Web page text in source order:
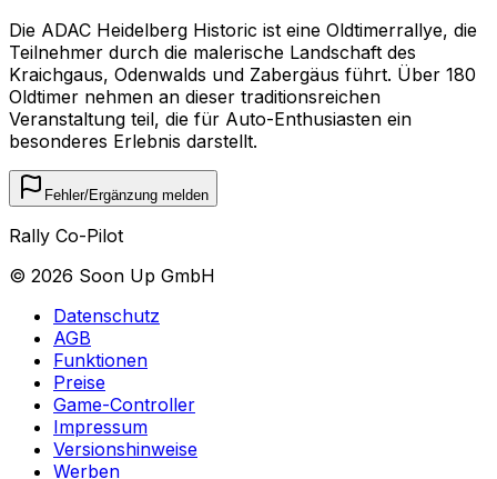
Die ADAC Heidelberg Historic ist eine Oldtimerrallye, die
Teilnehmer durch die malerische Landschaft des
Kraichgaus, Odenwalds und Zabergäus führt. Über 180
Oldtimer nehmen an dieser traditionsreichen
Veranstaltung teil, die für Auto-Enthusiasten ein
besonderes Erlebnis darstellt.
Fehler/Ergänzung melden
Rally Co-Pilot
© 2026 Soon Up GmbH
Datenschutz
AGB
Funktionen
Preise
Game-Controller
Impressum
Versionshinweise
Werben